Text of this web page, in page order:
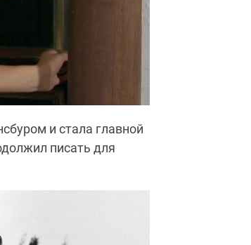
и стала главной
писать для